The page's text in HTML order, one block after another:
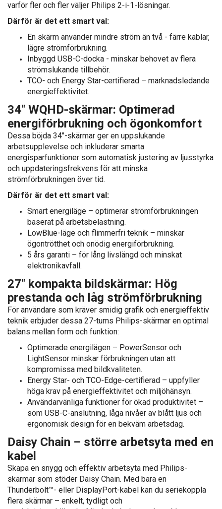
varför fler och fler väljer Philips 2-i-1-lösningar.
Därför är det ett smart val:
En skärm använder mindre ström än två - färre kablar,
lägre strömförbrukning.
Inbyggd USB-C-docka - minskar behovet av flera
strömslukande tillbehör.
TCO- och Energy Star-certifierad – marknadsledande
energieffektivitet.
34" WQHD-skärmar: Optimerad
energiförbrukning och ögonkomfort
Dessa böjda 34"-skärmar ger en uppslukande
arbetsupplevelse och inkluderar smarta
energisparfunktioner som automatisk justering av ljusstyrka
och uppdateringsfrekvens för att minska
strömförbrukningen över tid.
Därför är det ett smart val:
Smart energiläge – optimerar strömförbrukningen
baserat på arbetsbelastning.
LowBlue-läge och flimmerfri teknik – minskar
ögontrötthet och onödig energiförbrukning.
5 års garanti – för lång livslängd och minskat
elektronikavfall.
27" kompakta bildskärmar: Hög
prestanda och låg strömförbrukning
För användare som kräver smidig grafik och energieffektiv
teknik erbjuder dessa 27-tums Philips-skärmar en optimal
balans mellan form och funktion:
Optimerade energilägen – PowerSensor och
LightSensor minskar förbrukningen utan att
kompromissa med bildkvaliteten.
Energy Star- och TCO-Edge-certifierad – uppfyller
höga krav på energieffektivitet och miljöhänsyn.
Användarvänliga funktioner för ökad produktivitet –
som USB-C-anslutning, låga nivåer av blått ljus och
ergonomisk design för en bekväm arbetsdag.
Daisy Chain – större arbetsyta med en
kabel
Skapa en snygg och effektiv arbetsyta med Philips-
skärmar som stöder Daisy Chain. Med bara en
Thunderbolt™- eller DisplayPort-kabel kan du seriekoppla
flera skärmar – enkelt, tydligt och